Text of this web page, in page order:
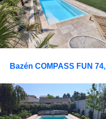
Bazén COMPASS FUN 74,